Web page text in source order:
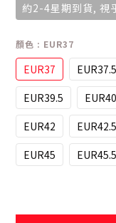
約2-4星期到貨, 視
顏色 : EUR37
EUR37 EUR37.5
EUR39.5
EUR40
EUR42
EUR42.5
EUR45
EUR45.5